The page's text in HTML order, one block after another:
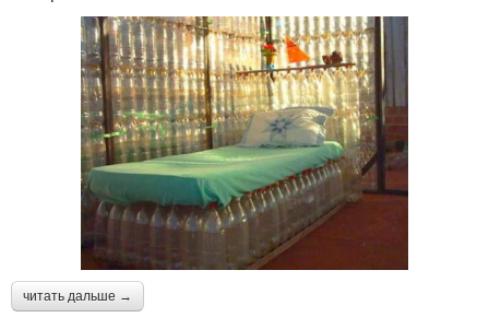
читать дальше →